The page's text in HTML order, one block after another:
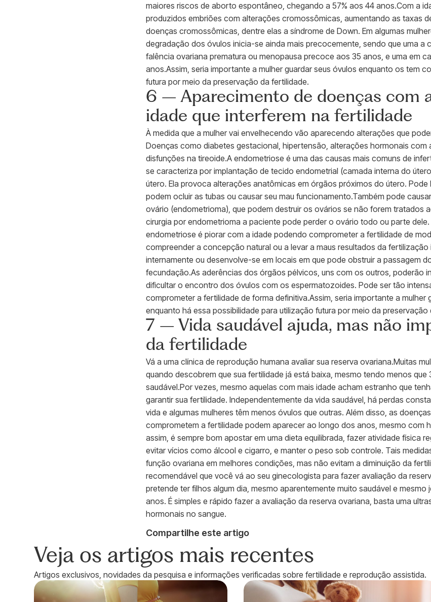
maiores riscos de aborto espontâneo, chegando a 57% aos 44 anos.Com a
produzidos embriões com alterações cromossômicas, aumentando as taxas
doenças cromossômicas, dentre elas a síndrome de Down. Em algumas
degradação dos óvulos inicia-se ainda mais precocemente, sendo que uma a
falência ovariana prematura ou menopausa precoce aos 35 anos, e uma em
anos.Assim, seria importante a mulher guardar seus óvulos enquanto os tem
futura por meio da preservação da fertilidade.
6 – Aparecimento de doenças com
idade que interferem na fertilidade
À medida que a mulher vai envelhecendo vão aparecendo alterações que
Doenças como diabetes gestacional, hipertensão, alterações hormonais com
disfunções na tireoide.A endometriose é uma das causas mais comuns de
se caracteriza por implantação de tecido endometrial (camada interna do
útero. Ela provoca alterações anatômicas em órgãos próximos do útero. Pode
podem ocluir as tubas ou causar seu mau funcionamento.Também pode
ovário (endometrioma), que podem destruir os ovários se não forem tratados
cirurgia por endometrioma a paciente pode perder o ovário todo ou parte
endometriose é piorar com a idade podendo comprometer a fertilidade de
compreender a concepção natural ou a levar a maus resultados da
internamente ou desenvolve-se em locais em que pode obstruir a passagem
fecundação.As aderências dos órgãos pélvicos, uns com os outros, poderão
dificultar o encontro dos óvulos com os espermatozoides. Pode ser tão
comprometer a fertilidade de forma definitiva.Assim, seria importante a mulher
enquanto há essa possibilidade para utilização futura por meio da preservação
7 – Vida saudável ajuda, mas não
da fertilidade
Vá a uma clínica de reprodução humana avaliar sua reserva ovariana.Muitas
quando descobrem que sua fertilidade já está baixa, mesmo tendo menos que
saudável.Por vezes, mesmo aquelas com mais idade acham estranho que
garantir sua fertilidade. Independentemente da vida saudável, há perdas
vida e algumas mulheres têm menos óvulos que outras. Além disso, as
comprometem a fertilidade podem aparecer ao longo dos anos, mesmo com
assim, é sempre bom apostar em uma dieta equilibrada, fazer atividade física
evitar vícios como álcool e cigarro, e manter o peso sob controle. Tais
função ovariana em melhores condições, mas não evitam a diminuição da
recomendável que você vá ao seu ginecologista para fazer avaliação da
pretende ter filhos algum dia, mesmo aparentemente muito saudável e mesmo
anos. É simples e rápido fazer a avaliação da reserva ovariana, basta uma
hormonais no sangue.
Compartilhe este artigo
Veja os artigos mais recentes
Artigos exclusivos, novidades da pesquisa e informações verificadas sobre fertilidade e reprodução assistida.